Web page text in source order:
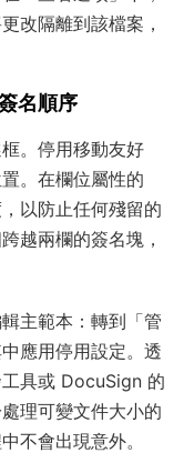
改隔離到該檔案，
名順序
。停用移動友好
。在欄位屬性的
以防止任何殘留的
越兩欄的簽名塊，
主範本：轉到「管
應用停用設定。透
具或 DocuSign 的
理可變文件大小的
不會出現意外。